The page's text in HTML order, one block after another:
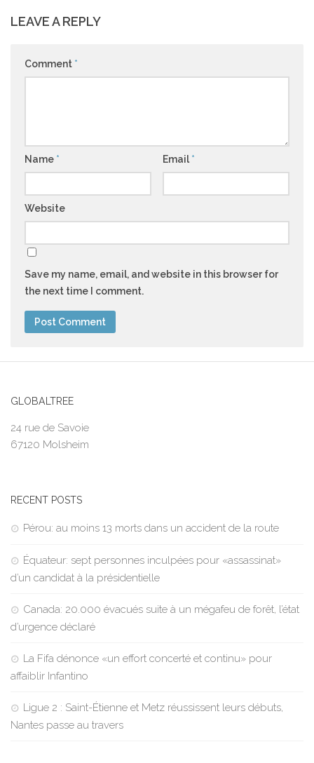
LEAVE A REPLY
Comment *
Name * Email *
Website
Save my name, email, and website in this browser for
the next time I comment.
GLOBALTREE
24 rue de Savoie
67120 Molsheim
RECENT POSTS
Pérou: au moins 13 morts dans un accident de la route
Équateur: sept personnes inculpées pour «assassinat»
d’un candidat à la présidentielle
Canada: 20.000 évacués suite à un mégafeu de forêt, l’état
d’urgence déclaré
La Fifa dénonce «un effort concerté et continu» pour
affaiblir Infantino
Ligue 2 : Saint-Étienne et Metz réussissent leurs débuts,
Nantes passe au travers